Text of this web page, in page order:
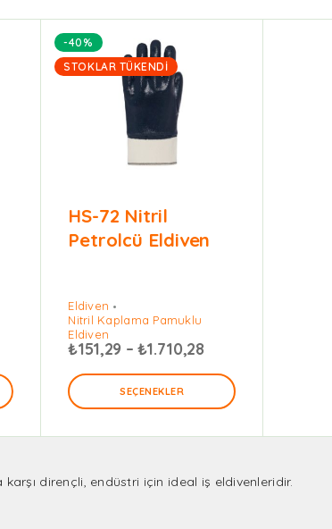
-40%
STOKLAR TÜKENDI
HS-72 Nitril
Petrolcü Eldiven
Eldiven
Nitril Kaplama Pamuklu
Eldiven
₺151,29 – ₺1.710,28
SEÇENEKLER
dirençli, endüstri için ideal iş eldivenleridir.